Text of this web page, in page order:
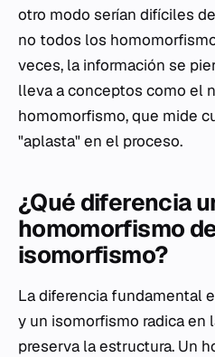
otro modo serían difíciles
no todos los
veces, la información se
lleva a conceptos como el
homomorfismo, que mide
"aplasta" en el proceso.
¿Qué diferencia
homomorfismo
isomorfismo?
La diferencia fundamental
y un isomorfismo radica en
preserva la estructura. Un